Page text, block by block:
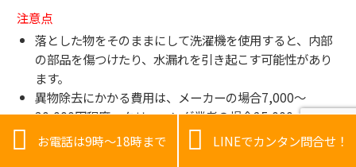
注意点
落とした物をそのままにして洗濯機を使用すると、内部
の部品を傷つけたり、水漏れを引き起こす可能性があり
ます。
異物除去にかかる費用は、メーカーの場合7,000〜
30,000円程度、クリーニング業者の場合25,000〜
30,000円程度です。
分解の難易度によっては追加料金がかかることがありま
 お電話は9時～18時まで  LINEでカンタン問合せ！